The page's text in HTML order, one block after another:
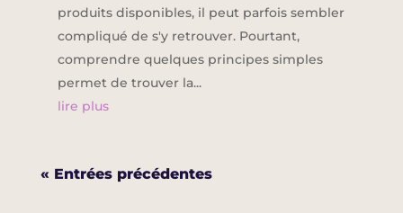
produits disponibles, il peut parfois sembler
compliqué de s'y retrouver. Pourtant,
comprendre quelques principes simples
permet de trouver la...
lire plus
« Entrées précédentes